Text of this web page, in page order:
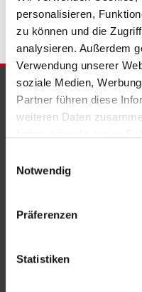
personalisieren,
zu können und die
analysieren. Außerdem
Verwendung unserer
soziale Medien,
Partner führen diese
weiteren Daten
Notwendig
Präferenzen
Statistiken
PARTNER &